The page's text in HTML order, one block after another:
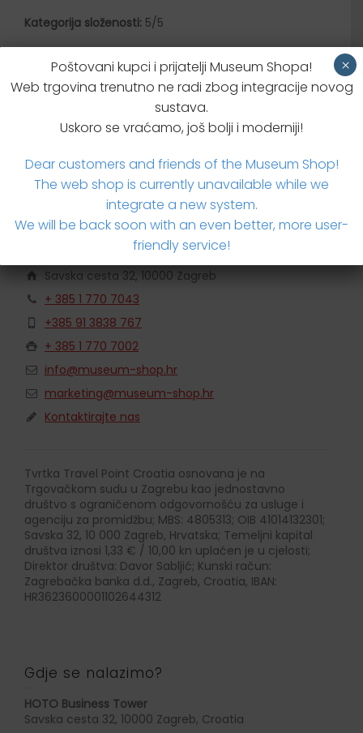
Kategorija složenosti: 5/5
Dodatne informacije
Brzi upit za proizvodom
Travel Point Croatia
Savska cesta 32, 10000 Zagreb
+ 385 1 770 7043
+385 91 3838 767
+ 385 1 770 7002
info@museum-shop.hr
marketing@museum-shop.hr
Kontaktirajte nas
Tvrtka Travel Point Croatia osnovana je na
Trgovačkom sudu u Zagrebu kao jednostavno
društvo s ograničenom odgovornošću za usluge i
agenciju za promidžbu; MBS: 4805313; OIB 41014132301;
Savska 32, 10 000 Zagreb, Hrvatska; Temeljni kapital
društva iznosi 1,33 € / 10,00 kn uplaćen je u cjelosti;
Direktor društva: Davor Sabljić; Kunski račun:
Zagrebačka banka d.d., Zagreb, Croatia, IBAN:
HR3623600001102644312
Gdje se nalazimo?
HOTO Business Tower
Savska cesta 32, 10000 Zagreb, Croatia
Poštovani kupci i prijatelji Museum Shopa!
Web trgovina trenutno ne radi zbog integracije novog
sustava.
Uskoro se vraćamo, još bolji i moderniji!
Dear customers and friends of the Museum Shop!
The web shop is currently unavailable while we
integrate a new system.
We will be back soon with an even better, more user-
friendly service!
×